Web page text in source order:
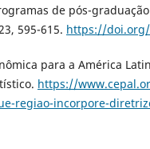
de pós-
595-615. https://doi.org/
para a América
https://
regiao-incorpore-